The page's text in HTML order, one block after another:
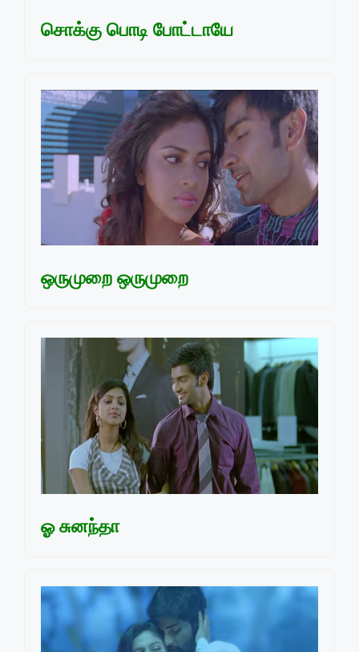
சொக்கு பொடி போட்டாயே
ஒருமுறை ஒருமுறை
ஓ சுனந்தா